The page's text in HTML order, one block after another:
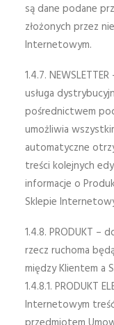
są dane podane
złożonych przez
Internetowym.
1.4.7.
usługa
pośrednictwem
umożliwia
automatyczne
treści kolejnych
informacje o
Sklepie
1.4.8. PRODUKT
rzecz ruchoma
między Klientem a
1.4.8.1. PRODUKT
Internetowym